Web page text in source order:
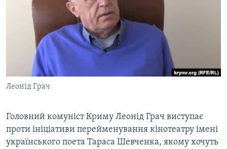
ВІДЕОУРОКИ «ELIFBE»
СВІДЧЕННЯ ОКУПАЦІЇ
УКРАЇНСЬКА ПРОБЛЕМА КРИМУ
ІНФОГРАФІКА
Русский
Qırımtatar
ДОЛУЧАЙСЯ!
Усі сайти RFE/RL
Леонід Грач
Головний комуніст Криму Леонід Грач виступає
проти ініціативи перейменування кінотеатру імені
українського поета Тараса Шевченка, якому хочуть